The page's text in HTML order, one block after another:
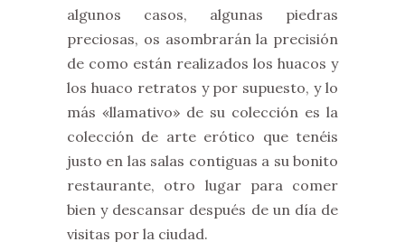
algunos casos, algunas piedras
preciosas, os asombrarán la precisión
de como están realizados los huacos y
los huaco retratos y por supuesto, y lo
más «llamativo» de su colección es la
colección de arte erótico que tenéis
justo en las salas contiguas a su bonito
restaurante, otro lugar para comer
bien y descansar después de un día de
visitas por la ciudad.